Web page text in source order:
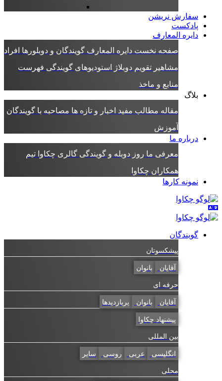
سفارش نریشن
پادکست
دایره المعارف
صفحه نخست دایره المعارفگویندگان و دوبلورهاافراد
مشاهیرتقویم دوبلاژاستودیوهای گویندگیفهرست
منابع و ماخذ
بلاگ
مقالهمطالب مفیداخبار و تازه ها مصاحبه با گویندگان
آموزش
درباره ما
معرفی ماروز دوبله و گویندگیگالری چکاواتیم
همکاران چکاوا
نمونه کارها
گویندگان
پیشکسوتان
بانوان
حرفه ای
بانوان پربازدیدها
پیشنهاد چکاوا
بین المللی
انگلیسی عربی روسی سایر
محلی